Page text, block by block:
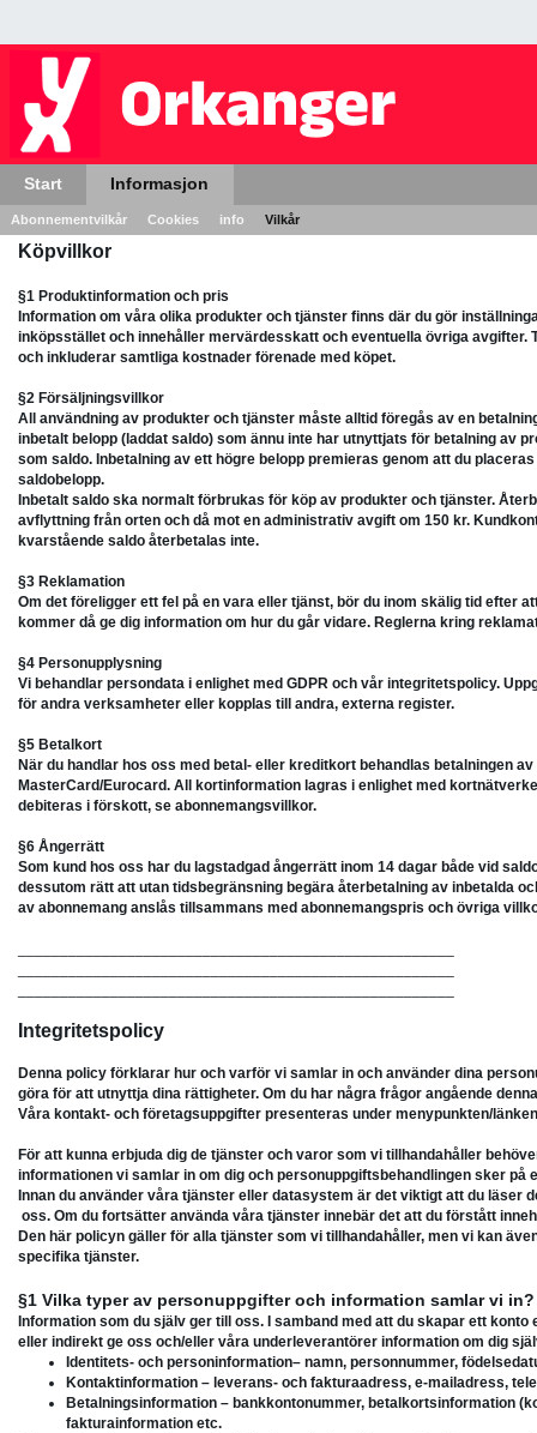
Start Informasjon
Abonnementvilkår Cookies info Vilkår
Köpvillkor
§1 Produktinformation och pris
Information om våra olika produkter och tjänster finns där du gör
inköpsstället och innehåller mervärdesskatt och eventuella övriga
och inkluderar samtliga kostnader förenade med köpet.
§2 Försäljningsvillkor
All användning av produkter och tjänster måste alltid föregås av en
inbetalt belopp (laddat saldo) som ännu inte har utnyttjats för betalning av
som saldo. Inbetalning av ett högre belopp premieras genom att du
saldobelopp.
Inbetalt saldo ska normalt förbrukas för köp av produkter och tjänster.
avflyttning från orten och då mot en administrativ avgift om 150 kr.
kvarstående saldo återbetalas inte.
§3 Reklamation
Om det föreligger ett fel på en vara eller tjänst, bör du inom skälig tid efter
kommer då ge dig information om hur du går vidare. Reglerna kring
§4 Personupplysning
Vi behandlar persondata i enlighet med GDPR och vår integritetspolicy.
för andra verksamheter eller kopplas till andra, externa register.
§5 Betalkort
När du handlar hos oss med betal- eller kreditkort behandlas betalningen
MasterCard/Eurocard. All kortinformation lagras i enlighet med
debiteras i förskott, se abonnemangsvillkor.
§6 Ångerrätt
Som kund hos oss har du lagstadgad ångerrätt inom 14 dagar både vid
dessutom rätt att utan tidsbegränsning begära återbetalning av inbetalda
av abonnemang anslås tillsammans med abonnemangspris och övriga
Integritetspolicy
Denna policy förklarar hur och varför vi samlar in och använder dina
göra för att utnyttja dina rättigheter. Om du har några frågor angående
Våra kontakt- och företagsuppgifter presenteras under menypunkten/
För att kunna erbjuda dig de tjänster och varor som vi tillhandahåller
informationen vi samlar in om dig och personuppgiftsbehandlingen sker
Innan du använder våra tjänster eller datasystem är det viktigt att du läser
oss. Om du fortsätter använda våra tjänster innebär det att du förstått
Den här policyn gäller för alla tjänster som vi tillhandahåller, men vi kan
specifika tjänster.
§1 Vilka typer av personuppgifter och information samlar vi in?
Information som du själv ger till oss. I samband med att du skapar ett
eller indirekt ge oss och/eller våra underleverantörer information om dig
Identitets- och personinformation– namn, personnummer,
Kontaktinformation – leverans- och fakturaadress, e-mailadress,
Betalningsinformation – bankkontonummer, betalkortsinformation
fakturainformation etc.